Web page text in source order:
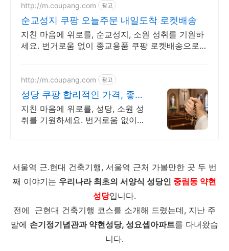
http://m.coupang.com 광고
순교성지 쿠팡 오늘주문 내일도착 로켓배송
지친 마음에 위로를, 순교성지, 소원 성취를 기원하
세요. 번거로움 없이 종교용품 쿠팡 로켓배송으로
http://m.coupang.com 광고
성당 쿠팡 합리적인 가격, 좋은
품질
지친 마음에 위로를, 성당, 소원 성
취를 기원하세요. 번거로움 없이
서울역 근.현대 건축기행, 서울역 근처 가볼만한 곳 두 번
째 이야기는 우리나라 최초의 서양식 성당인 중림동 약현
성당입니다.
전에 근현대 건축기행 코스를 소개해 드렸는데, 지난 주
말에 손기정기념관과 약현성당, 성요셉아파트를 다녀왔습
니다.